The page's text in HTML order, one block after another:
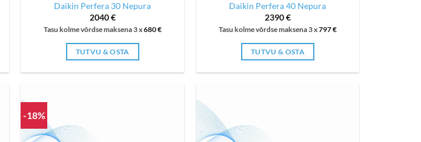
Daikin Perfera 30 Nepura
2040€
Tasu kolme võrdse maksena 3 x680€
TUTVU & OSTA
Daikin Perfera 40 Nepura
2390€
Tasu kolme võrdse maksena 3 x797€
TUTVU & OSTA
-18%